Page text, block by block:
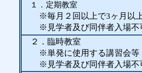
１．定期教室
※毎月２回以上で3ヶ月以
※見学者及び同伴者入場不
２．臨時教室
※単発に使用する講習会等
※見学者及び同伴者入場